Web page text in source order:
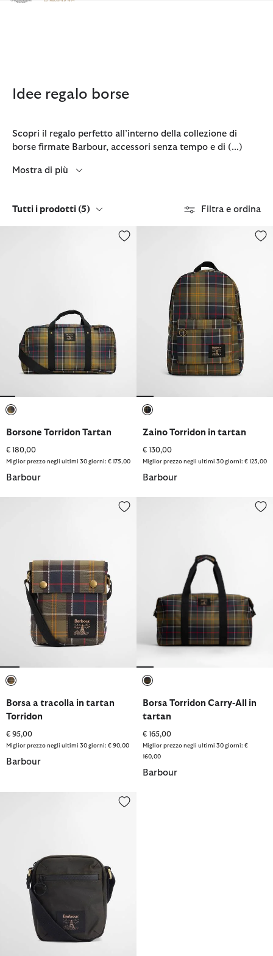
Clicca per visualizzare la nostra Dichiarazione di Accessibilità
Idee regalo borse
Scopri il regalo perfetto all’interno della collezione di
borse firmate Barbour, accessori senza tempo e di (...)
Mostra di più
Tutti i prodotti (5) Filtra e ordina
Borsone Torridon Tartan
€ 180,00
Miglior prezzo negli ultimi 30 giorni: € 175,00
Barbour
Zaino Torridon in tartan
€ 130,00
Miglior prezzo negli ultimi 30 giorni: € 125,00
Barbour
Borsa a tracolla in tartan Torridon
Borsa a tracolla in tartan
Torridon
€ 95,00
Miglior prezzo negli ultimi 30 giorni: € 90,00
Barbour
Borsa Torridon Carry-All in
Borsa Torridon Carry-All in
tartan
€ 165,00
Miglior prezzo negli ultimi 30 giorni: €
160,00
Barbour
Borsa a tracolla Field in tessuto cerato